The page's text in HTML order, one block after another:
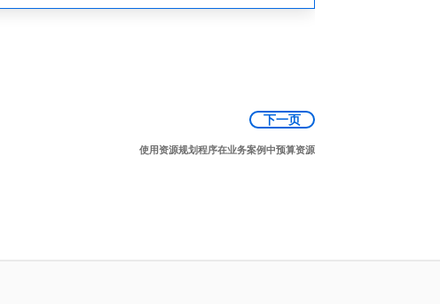
下一页
使用资源规划程序在业务案例中预算资源